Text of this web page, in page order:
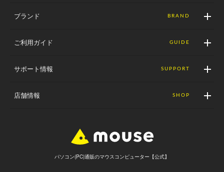
ブランド BRAND
ご利用ガイド GUIDE
サポート情報 SUPPORT
店舗情報 SHOP
パソコン(PC)通販のマウスコンピューター【公式】